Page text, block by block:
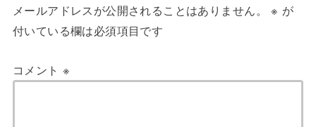
メールアドレスが公開されることはありません。 ※ が
付いている欄は必須項目です
コメント ※